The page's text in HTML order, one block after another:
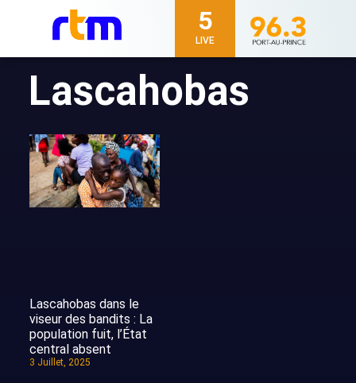
5
LIVE
Lascahobas
Lascahobas dans le
viseur des bandits : La
population fuit, l’État
central absent
3 Juillet, 2025